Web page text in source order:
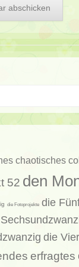
chaotisches
52 den
die Fotoprojekte die
die
erfragtes